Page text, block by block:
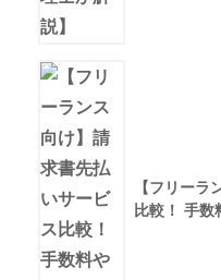
【フリーラ
比較！ 手数